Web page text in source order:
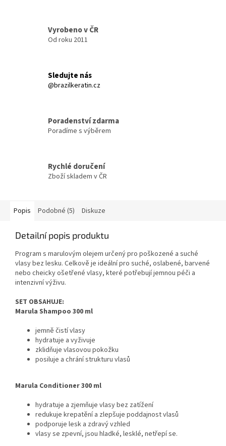
Vyrobeno v ČR
Od roku 2011
Sledujte nás
@brazilkeratin.cz
Poradenství zdarma
Poradíme s výběrem
Rychlé doručení
Zboží skladem v ČR
Popis Podobné (5) Diskuze
Detailní popis produktu
Program s marulovým olejem určený pro poškozené a suché
vlasy bez lesku. Celkově je ideální pro suché, oslabené, barvené
nebo cheicky ošetřené vlasy, které potřebují jemnou péči a
intenzivní výživu.
SET OBSAHUJE:
Marula Shampoo 300 ml
jemně čistí vlasy
hydratuje a vyživuje
zklidňuje vlasovou pokožku
posiluje a chrání strukturu vlasů
Marula Conditioner 300 ml
hydratuje a zjemňuje vlasy bez zatížení
redukuje krepatění a zlepšuje poddajnost vlasů
podporuje lesk a zdravý vzhled
vlasy se zpevní, jsou hladké, lesklé, netřepí se.